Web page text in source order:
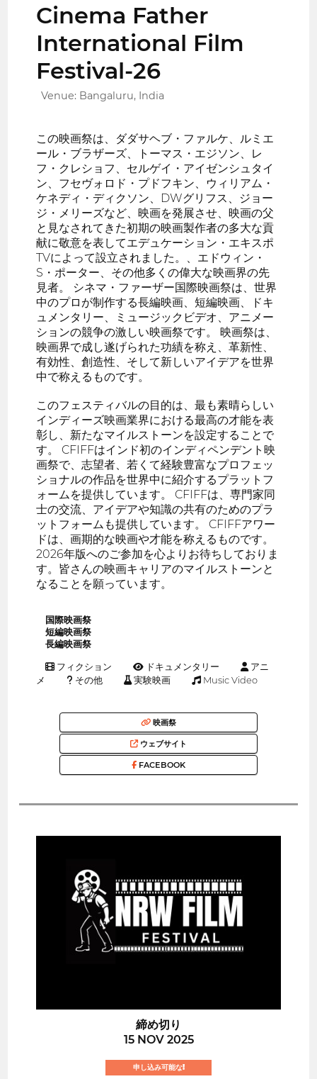
Cinema Father
International Film
Festival-26
Venue: Bangaluru, India
この映画祭は、ダダサヘブ・ファルケ、ルミエ
ール・ブラザーズ、トーマス・エジソン、レ
フ・クレショフ、セルゲイ・アイゼンシュタイ
ン、フセヴォロド・プドフキン、ウィリアム・
ケネディ・ディクソン、DWグリフス、ジョー
ジ・メリーズなど、映画を発展させ、映画の父
と見なされてきた初期の映画製作者の多大な貢
献に敬意を表してエデュケーション・エキスポ
TVによって設立されました。、エドウィン・
S・ポーター、その他多くの偉大な映画界の先
見者。 シネマ・ファーザー国際映画祭は、世界
中のプロが制作する長編映画、短編映画、ドキ
ュメンタリー、ミュージックビデオ、アニメー
ションの競争の激しい映画祭です。 映画祭は、
映画界で成し遂げられた功績を称え、革新性、
有効性、創造性、そして新しいアイデアを世界
中で称えるものです。
このフェスティバルの目的は、最も素晴らしい
インディーズ映画業界における最高の才能を表
彰し、新たなマイルストーンを設定することで
す。 CFIFFはインド初のインディペンデント映
画祭で、志望者、若くて経験豊富なプロフェッ
ショナルの作品を世界中に紹介するプラットフ
ォームを提供しています。 CFIFFは、専門家同
士の交流、アイデアや知識の共有のためのプラ
ットフォームも提供しています。 CFIFFアワー
ドは、画期的な映画や才能を称えるものです。
2026年版へのご参加を心よりお待ちしておりま
す。皆さんの映画キャリアのマイルストーンと
なることを願っています。
国際映画祭
短編映画祭
長編映画祭
フィクション ドキュメンタリー
アニ
メ
その他 実験映画 Music Video
映画祭
ウェブサイト
FACEBOOK
締め切り
15 NOV 2025
申し込み可能な!